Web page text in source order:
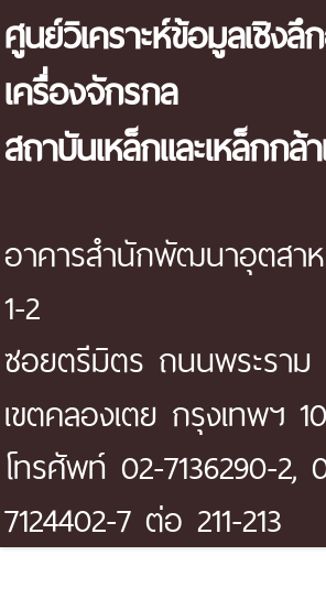
ศูนย์วิเคราะห์ข้อมูลเชิง
เครื่องจักรกล
สถาบันเหล็กและเหล็กกล้
อาคารสำนักพัฒนาอุตสา
1-2
ซอยตรีมิตร ถนนพระราม
เขตคลองเตย กรุงเทพฯ
โทรศัพท์ 02-7136290-2,
7124402-7 ต่อ 211-213